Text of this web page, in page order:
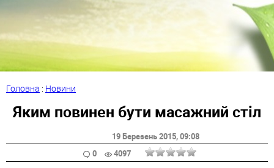
Головна : Новини
Яким повинен бути масажний стіл
19 Березень 2015, 09:08
0
4097